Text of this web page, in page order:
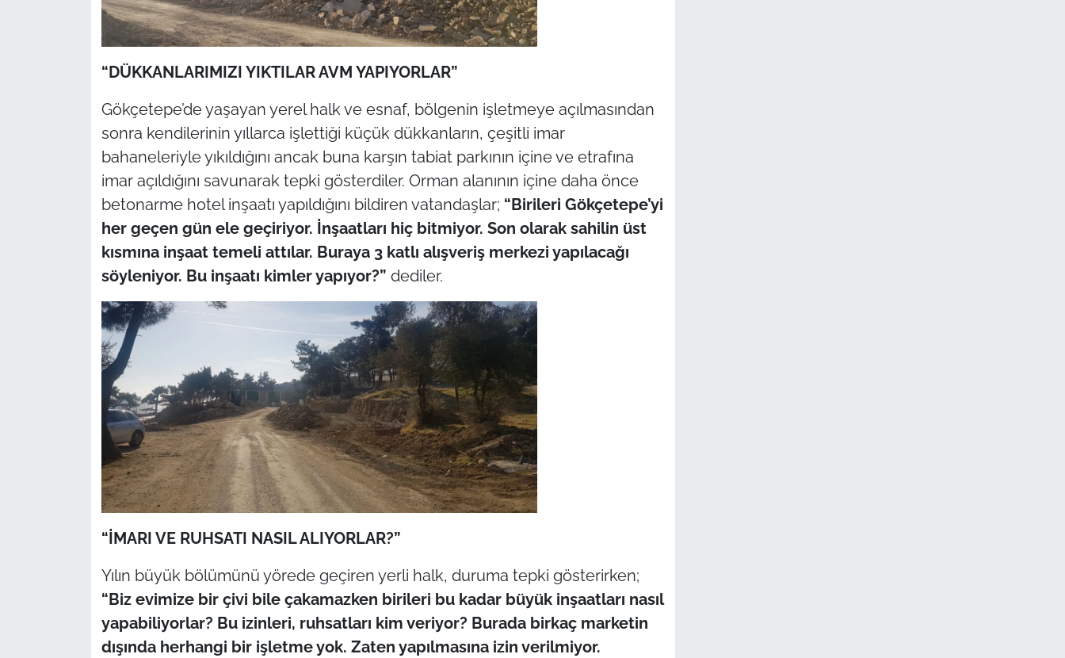
“DÜKKANLARIMIZI YIKTILAR AVM YAPIYORLAR”
Gökçetepe’de yaşayan yerel halk ve esnaf, bölgenin işletmeye açılmasından
sonra kendilerinin yıllarca işlettiği küçük dükkanların, çeşitli imar
bahaneleriyle yıkıldığını ancak buna karşın tabiat parkının içine ve etrafına
imar açıldığını savunarak tepki gösterdiler. Orman alanının içine daha önce
betonarme hotel inşaatı yapıldığını bildiren vatandaşlar; “Birileri Gökçetepe’yi
her geçen gün ele geçiriyor. İnşaatları hiç bitmiyor. Son olarak sahilin üst
kısmına inşaat temeli attılar. Buraya 3 katlı alışveriş merkezi yapılacağı
söyleniyor. Bu inşaatı kimler yapıyor?” dediler.
“İMARI VE RUHSATI NASIL ALIYORLAR?”
Yılın büyük bölümünü yörede geçiren yerli halk, duruma tepki gösterirken;
“Biz evimize bir çivi bile çakamazken birileri bu kadar büyük inşaatları nasıl
yapabiliyorlar? Bu izinleri, ruhsatları kim veriyor? Burada birkaç marketin
dışında herhangi bir işletme yok. Zaten yapılmasına izin verilmiyor.
İş Dünyası
Bilim Teknoloji
Canlı Maç
Gündem-Eğitim